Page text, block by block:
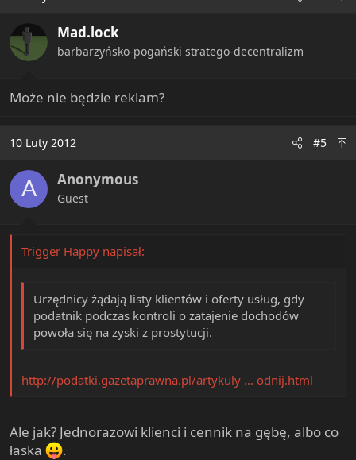
Mad.lock
barbarzyńsko-pogański stratego-decentralizm
Może nie będzie reklam?
10 Luty 2012 #5
A Anonymous
Guest
Trigger Happy napisał:
Urzędnicy żądają listy klientów i oferty usług, gdy
podatnik podczas kontroli o zatajenie dochodów
powoła się na zyski z prostytucji.
http://podatki.gazetaprawna.pl/artykuly ... odnij.html
Ale jak? Jednorazowi klienci i cennik na gębę, albo co
łaska
.